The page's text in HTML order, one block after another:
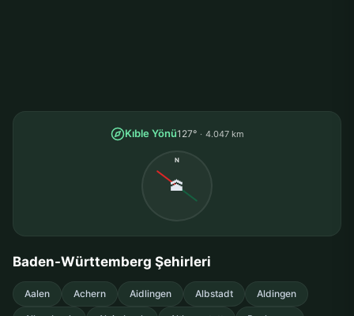
Kıble Yönü127° 4.047 km
N
🕋
Baden-Württemberg Şehirleri
Aalen Achern Aidlingen Albstadt Aldingen